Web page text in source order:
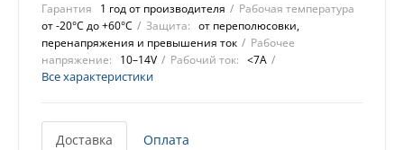
Гарантия 1 год от производителя
Рабочая температура
от -20°C до +60°C
Защита: от переполюсовки,
перенапряжения и превышения ток
Рабочее
напряжение:
10–14V Рабочий ток: <7A
Все характеристики
Доставка Оплата